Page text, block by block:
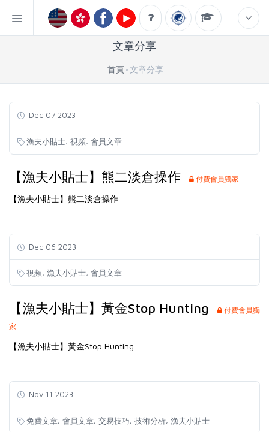
文章分享
首頁 文章分享
Dec 07 2023
漁夫小貼士, 視頻, 會員文章
【漁夫小貼士】熊二淡倉操作 付費會員獨家
【漁夫小貼士】熊二淡倉操作
Dec 06 2023
視頻 漁夫小貼士 會員文章
【漁夫小貼士】黃金Stop Hunting
付費會員獨
家
【漁夫小貼士】黃金Stop Hunting
Nov 11 2023
免費文章, 會員文章, 交易技巧, 技術分析, 漁夫小貼士